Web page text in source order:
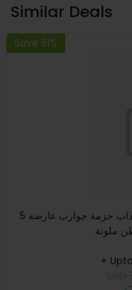
Similar Deals
Save 51%
5 أزواج من جوارب الرجال بنمط هندسي جذاب حزمة جوارب عارضة
ملونة
+